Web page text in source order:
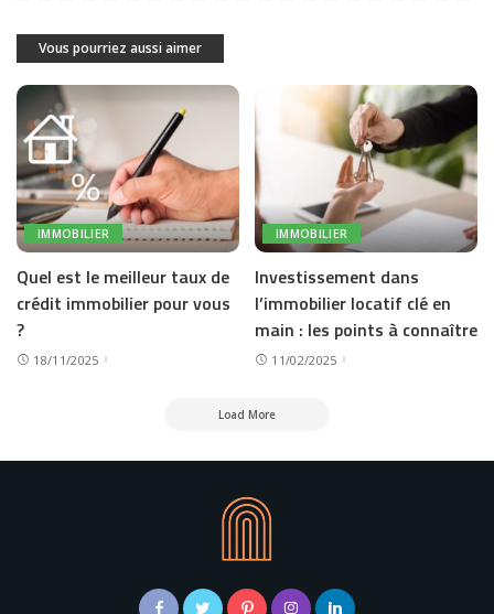
Vous pourriez aussi aimer
IMMOBILIER
Quel est le meilleur taux de
crédit immobilier pour vous
?
18/11/2025
IMMOBILIER
Investissement dans
l’immobilier locatif clé en
main : les points à connaître
11/02/2025
Load More